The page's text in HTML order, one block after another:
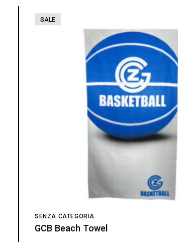
SALE
SENZA CATEGORIA
GCB Beach Towel